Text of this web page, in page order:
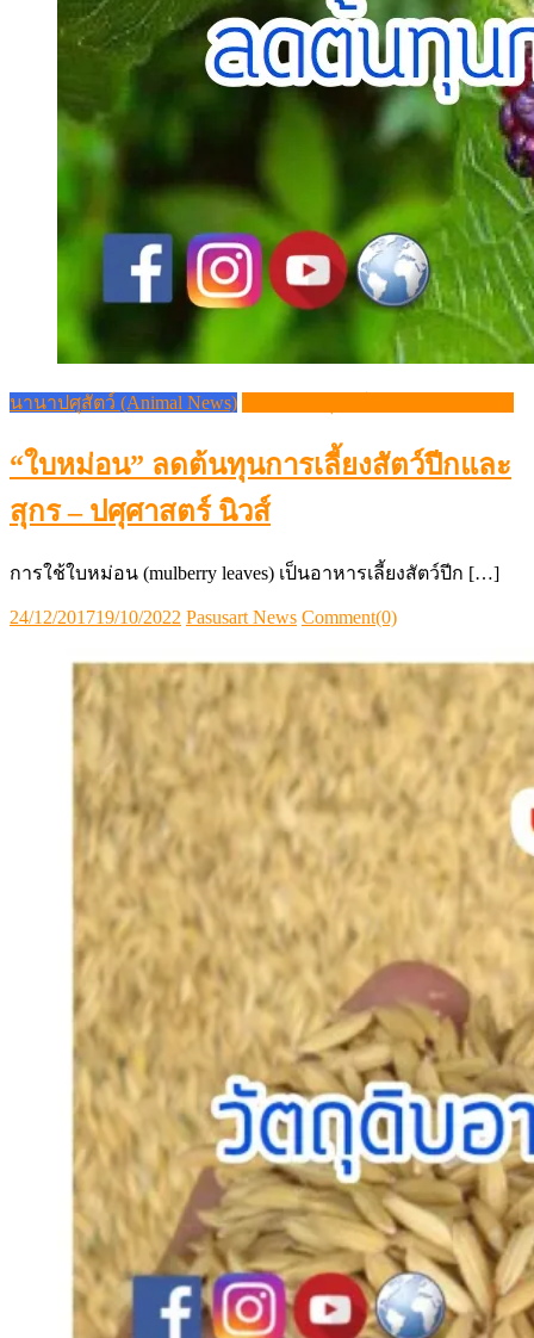
นานาปศุสัตว์ (Animal News)
“ใบหม่อน” ลดต้นทุนการเลี้ยงสัตว์ปีกและ
สุกร – ปศุศาสตร์ นิวส์
การใช้ใบหม่อน (mulberry leaves) เป็นอาหารเลี้ยงสัตว์ปีก […]
Posted
24/12/201719/10/2022 Author
Pasusart News Comment(0)